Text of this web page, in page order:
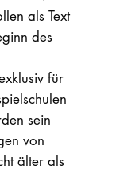
als Text
des
für
sein
von
älter als